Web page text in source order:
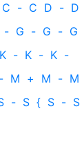
C - C D - D
- G - G - G
K - K - K -
- M + M - M
- S { S - S